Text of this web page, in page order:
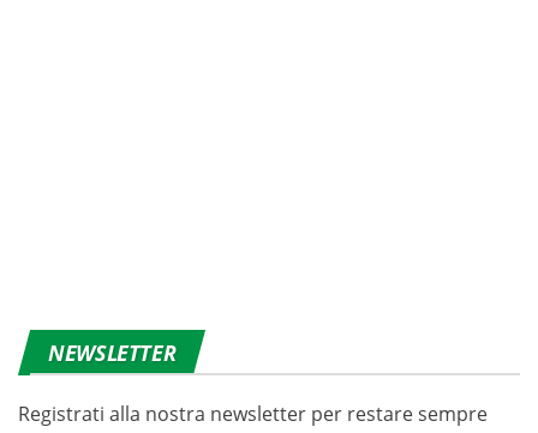
NEWSLETTER
Registrati alla nostra newsletter per restare sempre